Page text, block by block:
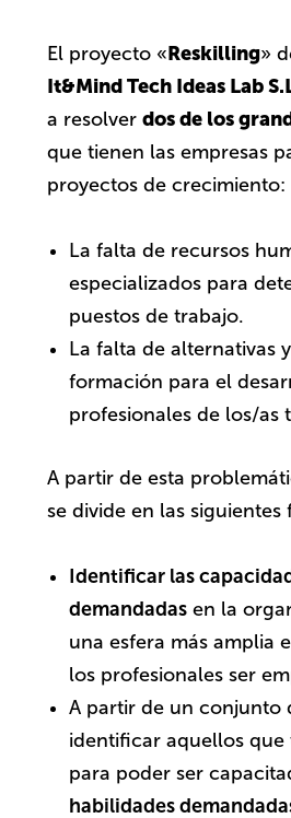
El proyecto «Reskilling»
It&Mind Tech Ideas Lab
a resolver dos de los
que tienen las empresas
proyectos de crecimiento:
La falta de recursos
especializados para
puestos de trabajo.
La falta de alternativas
formación para el
profesionales de los/as
A partir de esta
se divide en las siguientes
Identificar las
demandadasen la
una esfera más amplia
los profesionales ser
A partir de un conjunto
identificar aquellos que
para poder ser
habilidades